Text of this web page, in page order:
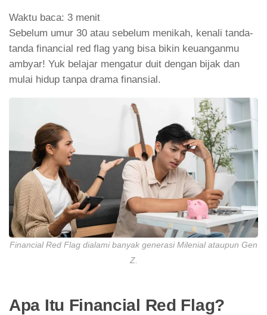
Waktu baca: 3 menit
Sebelum umur 30 atau sebelum menikah, kenali tanda-
tanda financial red flag yang bisa bikin keuanganmu
ambyar! Yuk belajar mengatur duit dengan bijak dan
mulai hidup tanpa drama finansial.
Financial Red Flag dialami banyak generasi Milenial ataupun Gen
Z.
Apa Itu Financial Red Flag?